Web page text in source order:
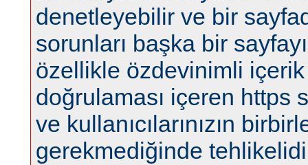
denetleyebilir ve bir
sorunları başka bir
özellikle özdevinimli
doğrulaması içeren https
ve kullanıcılarınızın
gerekmediğinde